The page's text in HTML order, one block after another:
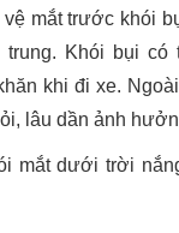
mắt trước khói
Khói bụi có
khi đi xe.
lâu dần ảnh
mắt dưới trời